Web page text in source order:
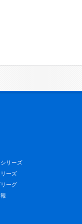
リーズ
ーズ
ーグ